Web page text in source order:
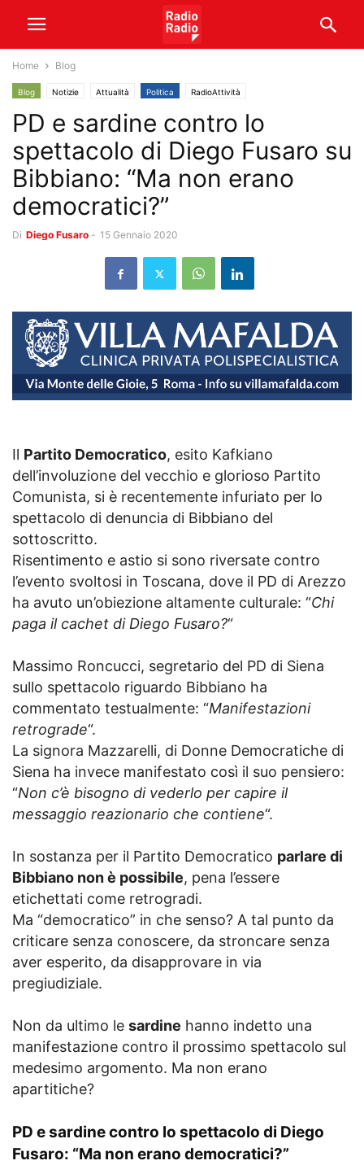
Home Blog
Blog Notizie Attualità Politica RadioAttività
PD e sardine contro lo
spettacolo di Diego Fusaro su
Bibbiano: “Ma non erano
democratici?”
Di Diego Fusaro - 15 Gennaio 2020
Il Partito Democratico, esito Kafkiano
dell’involuzione del vecchio e glorioso Partito
Comunista, si è recentemente infuriato per lo
spettacolo di denuncia di Bibbiano del
sottoscritto.
Risentimento e astio si sono riversate contro
l’evento svoltosi in Toscana, dove il PD di Arezzo
ha avuto un’obiezione altamente culturale: “Chi
paga il cachet di Diego Fusaro?“
Massimo Roncucci, segretario del PD di Siena
sullo spettacolo riguardo Bibbiano ha
commentato testualmente: “Manifestazioni
retrograde“.
La signora Mazzarelli, di Donne Democratiche di
Siena ha invece manifestato così il suo pensiero:
“Non c’è bisogno di vederlo per capire il
messaggio reazionario che contiene“.
In sostanza per il Partito Democratico parlare di
Bibbiano non è possibile, pena l’essere
etichettati come retrogradi.
Ma “democratico” in che senso? A tal punto da
criticare senza conoscere, da stroncare senza
aver esperito, da disapprovare in via
pregiudiziale.
Non da ultimo le sardine hanno indetto una
manifestazione contro il prossimo spettacolo sul
medesimo argomento. Ma non erano
apartitiche?
PD e sardine contro lo spettacolo di Diego
Fusaro: “Ma non erano democratici?”